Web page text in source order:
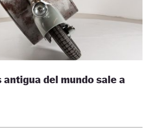
antigua del mundo sale a